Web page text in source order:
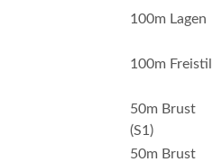
100m Lagen
100m Freistil
50m Brust
(S1)
50m Brust